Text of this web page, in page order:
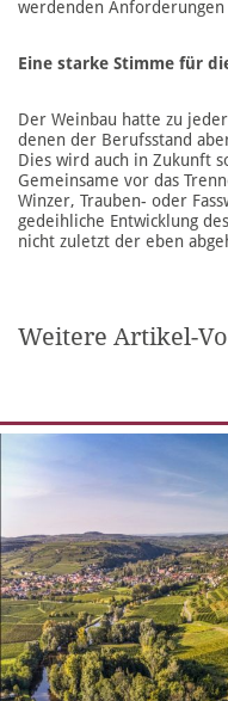
werdenden
Eine starke Stimme für
Der Weinbau hatte zu
denen der Berufsstand
Dies wird auch in Zukunft
Gemeinsame vor das
Winzer, Trauben- oder
gedeihliche Entwicklung
nicht zuletzt der eben
Weitere Artikel-